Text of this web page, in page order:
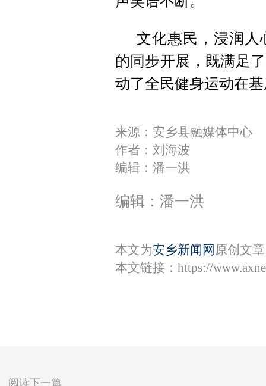
文化惠民，浸润人
的同步开展，既满足
动了全民健身运动在
来源：安乡县融媒体中心
作者：刘海波
编辑：潘一洪
编辑：潘一洪
本文为安乡新闻网 原创文
本文链接： https://
阅读下一篇